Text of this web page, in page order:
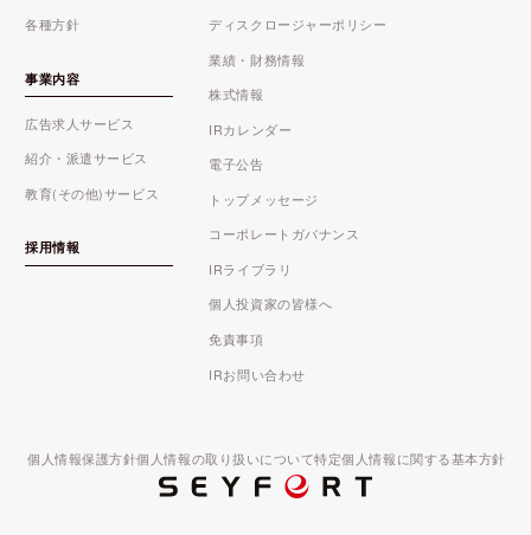
各種方針
事業内容
広告求人サービス
紹介・派遣サービス
教育(その他)サービス
採用情報
ディスクロージャーポリシー
業績・財務情報
株式情報
IRカレンダー
電子公告
トップメッセージ
コーポレートガバナンス
IRライブラリ
個人投資家の皆様へ
免責事項
IRお問い合わせ
個人情報保護方針個人情報の取り扱いについて特定個人情報に関する基本方針